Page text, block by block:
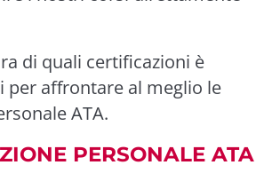
di quali certificazioni è
per affrontare al meglio le
ATA.
PERSONALE ATA